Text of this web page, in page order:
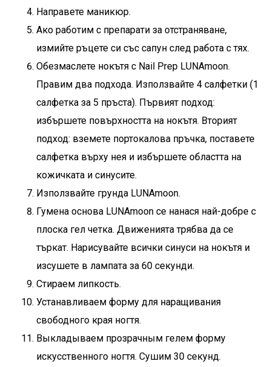
Направете маникюр.
Ако работим с препарати за отстраняване,
измийте ръцете си със сапун след работа с тях.
Обезмаслете нокътя с Nail Prep LUNAmoon.
Правим два подхода. Използвайте 4 салфетки (1
салфетка за 5 пръста). Първият подход:
избършете повърхността на нокътя. Вторият
подход: вземете портокалова пръчка, поставете
салфетка върху нея и избършете областта на
кожичката и синусите.
Използвайте грунда LUNAmoon.
Гумена основа LUNAmoon се нанася най-добре с
плоска гел четка. Движенията трябва да се
търкат. Нарисувайте всички синуси на нокътя и
изсушете в лампата за 60 секунди.
Стираем липкость.
Устанавливаем форму для наращивания
свободного края ногтя.
Выкладываем прозрачным гелем форму
искусственного ногтя. Сушим 30 секунд.